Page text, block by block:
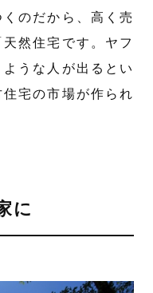
のだから、高く売
然住宅です。ヤフ
うな人が出るとい
宅の市場が作られ
に